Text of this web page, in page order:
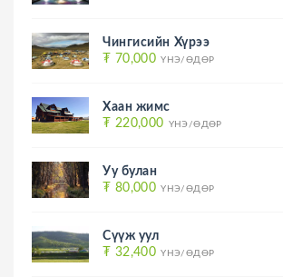
Чингисийн Хүрээ
₮ 70,000 ҮНЭ/ӨДӨР
Хаан жимс
₮ 220,000 ҮНЭ/ӨДӨР
Уу булан
₮ 80,000 ҮНЭ/ӨДӨР
Сүүж уул
₮ 32,400 ҮНЭ/ӨДӨР